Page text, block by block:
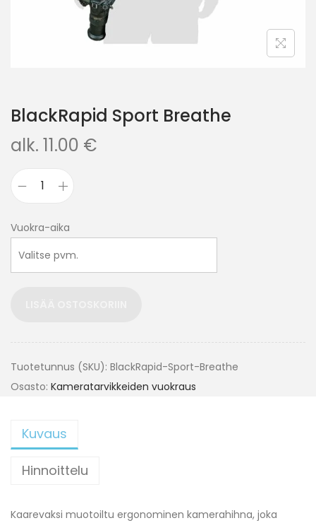
BlackRapid Sport Breathe
alk. 11.00 €
Vuokra-aika
Tuotetunnus (SKU): BlackRapid-Sport-Breathe
Osasto: Kameratarvikkeiden vuokraus
Kuvaus
Hinnoittelu
Kaarevaksi muotoiltu ergonominen kamerahihna, joka